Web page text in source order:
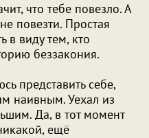
что тебе повезло. А
повезти. Простая
в виду тем, кто
беззакония.
представить себе,
наивным. Уехал из
Да, в тот момент
ещё